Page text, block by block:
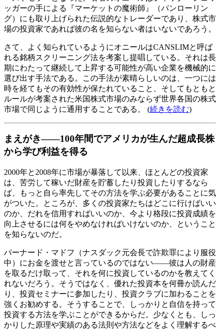
ッガーの手による『マーケットの魔術師』（パンローリン
グ）にも取り上げられた伝説的なトレーダーであり、株式市
場の投資家であれば彼の名を知らない者はいないであろう。
さて、よく知られているようにオニールはCANSLIMと呼ば
れる銘柄スクリーニング法を考案し提唱している。それは長
期にわたって継続して上昇する可能性が高い企業を機械的に
選び出す手法である。この手法が素晴らしいのは、一つには
時を経てもその有効性が保たれていること、そしてもともと
ルールが考案された米国株式市場のみならず世界各国の株式
市場で同じように通用することである。 (続きを読む)
まえがき――100年間でアメリカが生んだ超成長株
から学び利益を得る
2000年と2008年に市場が暴落して以来、ほとんどの投資家
は、苦労して稼いだ財産を貯蓄したり投資したりするなら
ば、もっと自ら率先してその方法を学ぶ必要があることに気
がついた。ところが、多くの投資家たちはどこに行けばいい
のか、だれを信用すればいいのか、今より格段に投資成績を
向上させるには何をやめなければいけないのか、ということ
を知らないのだ。
バーナード・マドフ（ナスダック元会長で詐欺罪により服役
中）にお金を渡せと言っているのではない――彼は人の財産
を取るだけ取って、それを何に投資しているのかを教えてく
れないだろう。そうではなく、優れた投資本を何冊か読んだ
り、投資セミナーに参加したり、投資クラブに加わることを
強くお勧めする。そうすることで、しっかりと自信を持って
投資する方法を学ぶことができるからだ。少なくとも、しっ
かりした原理や実績のある法則や方法などをよく理解するべ